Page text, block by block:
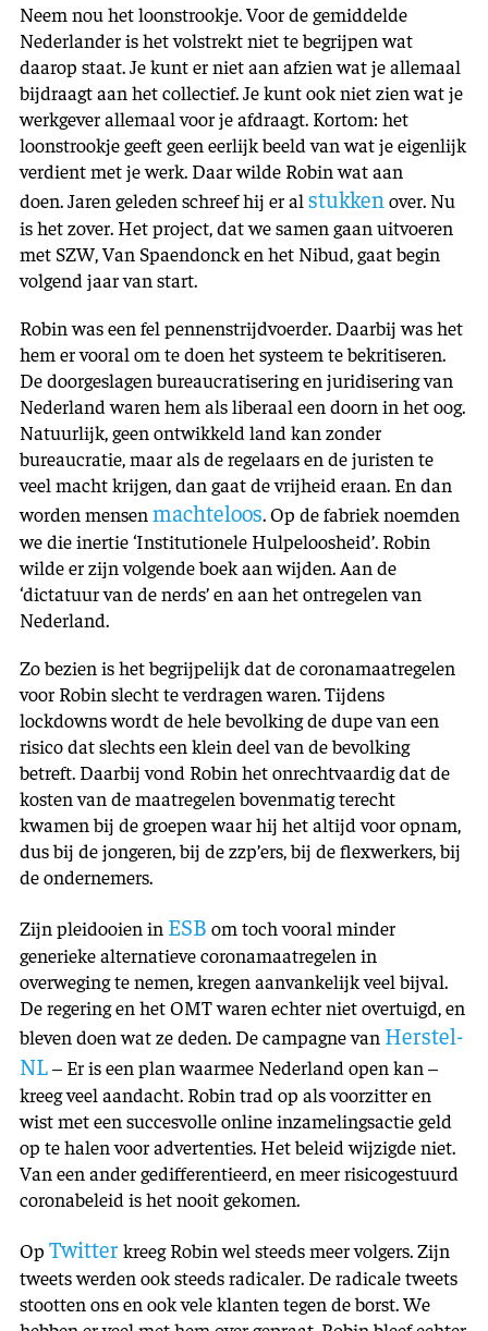
Neem nou het loonstrookje. Voor de gemiddelde
Nederlander is het volstrekt niet te begrijpen wat
daarop staat. Je kunt er niet aan afzien wat je allemaal
bijdraagt aan het collectief. Je kunt ook niet zien wat je
werkgever allemaal voor je afdraagt. Kortom: het
loonstrookje geeft geen eerlijk beeld van wat je eigenlijk
verdient met je werk. Daar wilde Robin wat aan
doen. Jaren geleden schreef hij er al stukken over. Nu
is het zover. Het project, dat we samen gaan uitvoeren
met SZW, Van Spaendonck en het Nibud, gaat begin
volgend jaar van start.
Robin was een fel pennenstrijdvoerder. Daarbij was het
hem er vooral om te doen het systeem te bekritiseren.
De doorgeslagen bureaucratisering en juridisering van
Nederland waren hem als liberaal een doorn in het oog.
Natuurlijk, geen ontwikkeld land kan zonder
bureaucratie, maar als de regelaars en de juristen te
veel macht krijgen, dan gaat de vrijheid eraan. En dan
worden mensen machteloos. Op de fabriek noemden
we die inertie ‘Institutionele Hulpeloosheid’. Robin
wilde er zijn volgende boek aan wijden. Aan de
‘dictatuur van de nerds’ en aan het ontregelen van
Nederland.
Zo bezien is het begrijpelijk dat de coronamaatregelen
voor Robin slecht te verdragen waren. Tijdens
lockdowns wordt de hele bevolking de dupe van een
risico dat slechts een klein deel van de bevolking
betreft. Daarbij vond Robin het onrechtvaardig dat de
kosten van de maatregelen bovenmatig terecht
kwamen bij de groepen waar hij het altijd voor opnam,
dus bij de jongeren, bij de zzp’ers, bij de flexwerkers, bij
de ondernemers.
Zijn pleidooien in ESB om toch vooral minder
generieke alternatieve coronamaatregelen in
overweging te nemen, kregen aanvankelijk veel bijval.
De regering en het OMT waren echter niet overtuigd, en
bleven doen wat ze deden. De campagne van Herstel-
NL– Er is een plan waarmee Nederland open kan –
kreeg veel aandacht. Robin trad op als voorzitter en
wist met een succesvolle online inzamelingsactie geld
op te halen voor advertenties. Het beleid wijzigde niet.
Van een ander gedifferentieerd, en meer risicogestuurd
coronabeleid is het nooit gekomen.
Op Twitter kreeg Robin wel steeds meer volgers. Zijn
tweets werden ook steeds radicaler. De radicale tweets
stootten ons en ook vele klanten tegen de borst. We